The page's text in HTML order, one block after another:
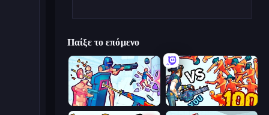
Παίξε το επόμενο
Time Shooter 3: SWAT Horde Killer: You vs 100